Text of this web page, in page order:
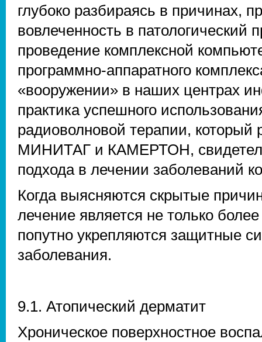
глубоко разбираясь в причинах,
вовлеченность в патологический
проведение комплексной
программно-аппаратного
«вооружении» в наших центрах
практика успешного
радиоволновой терапии,
МИНИТАГ и КАМЕРТОН,
подхода в лечении заболеваний
Когда выясняются скрытые
лечение является не только
попутно укрепляются защитные
заболевания.
9.1. Атопический дерматит
Хроническое поверхностное